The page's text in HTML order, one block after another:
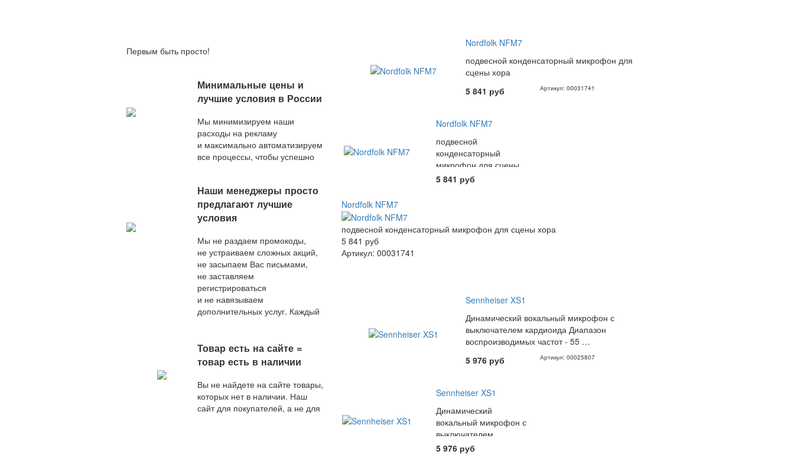
Первым быть просто!
Минимальные цены и
лучшие условия в России
Мы минимизируем наши
расходы на рекламу
и максимально автоматизируем
все процессы, чтобы успешно
на рынке.
Наши менеджеры просто
предлагают лучшие
условия
Мы не раздаем промокоды,
не устраиваем сложных акций,
не засыпаем Вас письмами,
не заставляем
регистрироваться
и не навязываем
дополнительных услуг. Каждый
заказа он получает
оптимальное по стоимости
и качеству предложение
от наших специалистов.
Товар есть на сайте =
товар есть в наличии
Вы не найдете на сайте товары,
которых нет в наличии. Наш
сайт для покупателей, а не для
Nordfolk NFM7
подвесной конденсаторный микрофон для
сцены хора
5 841 руб
Артикул: 00031741
Nordfolk NFM7
подвесной
конденсаторный
микрофон для сцены
хора
5 841 руб
Nordfolk NFM7
подвесной конденсаторный микрофон для сцены хора
5 841 руб
Артикул: 00031741
Sennheiser XS1
Динамический вокальный микрофон с
выключателем кардиоида Диапазон
воспроизводимых частот - 55 …
5 976 руб
Артикул: 00025807
Sennheiser XS1
Динамический
вокальный микрофон с
выключателем
кардиоида Диапазон
воспроизводимых
5 976 руб